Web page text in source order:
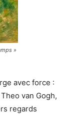
»
avec force :
van Gogh,
regards